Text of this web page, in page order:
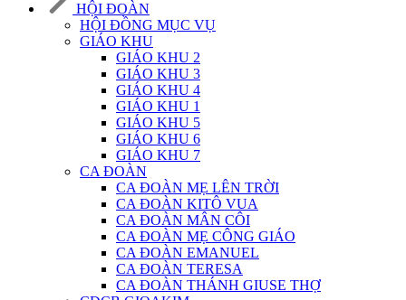
HỘI ĐOÀN
HỘI ĐỒNG MỤC VỤ
GIÁO KHU
GIÁO KHU 2
GIÁO KHU 3
GIÁO KHU 4
GIÁO KHU 1
GIÁO KHU 5
GIÁO KHU 6
GIÁO KHU 7
CA ĐOÀN
CA ĐOÀN MẸ LÊN TRỜI
CA ĐOÀN KITÔ VUA
CA ĐOÀN MÂN CÔI
CA ĐOÀN MẸ CÔNG GIÁO
CA ĐOÀN EMANUEL
CA ĐOÀN TERESA
CA ĐOÀN THÁNH GIUSE THỢ